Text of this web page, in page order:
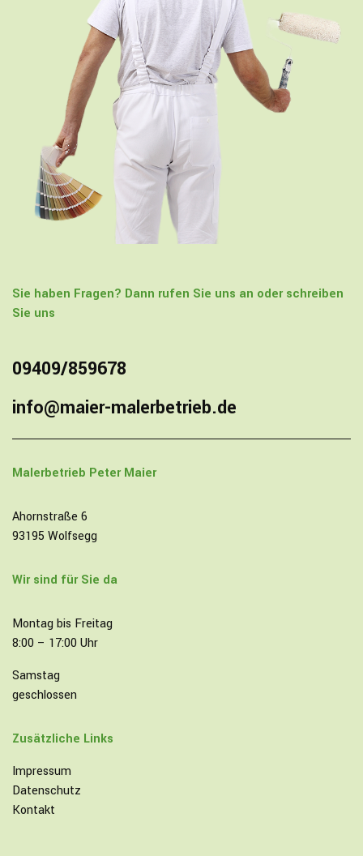
Sie haben Fragen? Dann rufen Sie uns an oder schreiben
Sie uns
09409/859678
info@maier-malerbetrieb.de
Malerbetrieb Peter Maier
Ahornstraße 6
93195 Wolfsegg
Wir sind für Sie da
Montag bis Freitag
8:00 – 17:00 Uhr
Samstag
geschlossen
Zusätzliche Links
Impressum
Datenschutz
Kontakt